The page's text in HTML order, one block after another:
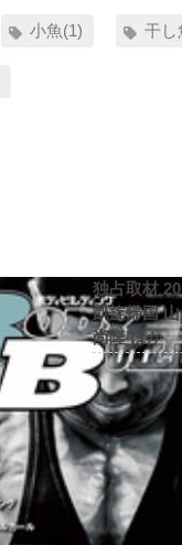
小魚(1) 干し
独占取材
凱旋帰国
尚隆 ほか